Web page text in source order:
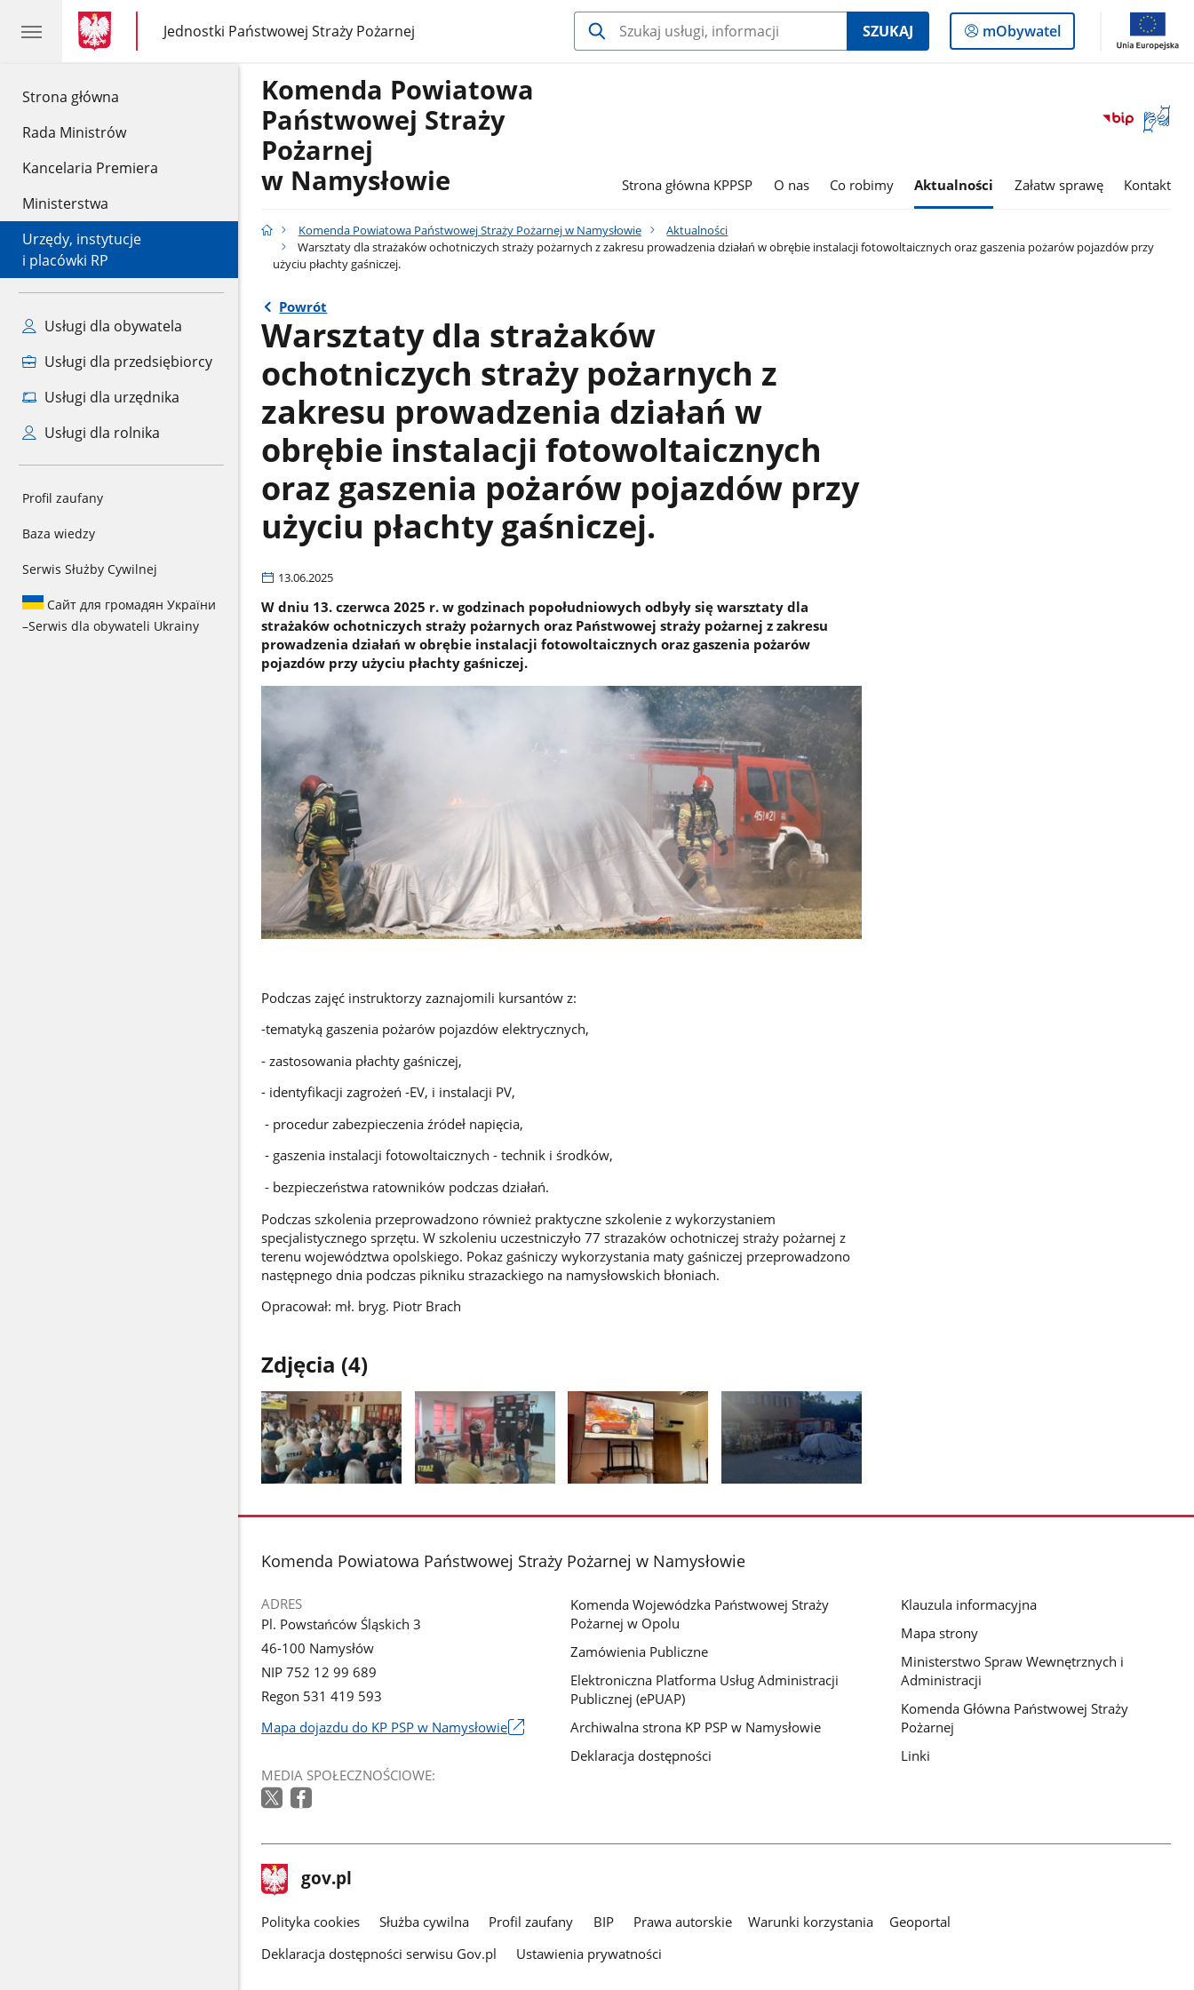
Strona główna
Rada Ministrów
Kancelaria Premiera
Ministerstwa
Urzędy, instytucje
i placówki RP
Usługi dla obywatela
Usługi dla przedsiębiorcy
Usługi dla urzędnika
Usługi dla rolnika
Profil zaufany
Baza wiedzy
Serwis Służby Cywilnej
Сайт для громадян України
–Serwis dla obywateli Ukrainy
gov.pl
gov.pl
Jednostki Państwowej Straży Pożarnej
gov.pl
Jednostki
Państwowej
SZUKAJ
Logowanie
do
mObywatel
Otwórz
okno
języka
Komenda Powiatowa
Państwowej Straży
Pożarnej
w Namysłowie
Strona główna KPPSP O nas Co robimy Aktualności Załatw sprawę Kontakt
Komenda Powiatowa Państwowej Straży Pożarnej w Namysłowie
Aktualności
Warsztaty dla strażaków ochotniczych straży pożarnych z zakresu prowadzenia działań w obrębie instalacji fotowoltaicznych oraz gaszenia pożarów pojazdów przy
użyciu płachty gaśniczej.
Powrót
Warsztaty dla strażaków
ochotniczych straży pożarnych z
zakresu prowadzenia działań w
obrębie instalacji fotowoltaicznych
oraz gaszenia pożarów pojazdów przy
użyciu płachty gaśniczej.
13.06.2025
W dniu 13. czerwca 2025 r. w godzinach popołudniowych odbyły się warsztaty dla
strażaków ochotniczych straży pożarnych oraz Państwowej straży pożarnej z zakresu
prowadzenia działań w obrębie instalacji fotowoltaicznych oraz gaszenia pożarów
pojazdów przy użyciu płachty gaśniczej.
Podczas zajęć instruktorzy zaznajomili kursantów z:
-tematyką gaszenia pożarów pojazdów elektrycznych,
- zastosowania płachty gaśniczej,
- identyfikacji zagrożeń -EV, i instalacji PV,
- procedur zabezpieczenia źródeł napięcia,
- gaszenia instalacji fotowoltaicznych - technik i środków,
- bezpieczeństwa ratowników podczas działań.
Podczas szkolenia przeprowadzono również praktyczne szkolenie z wykorzystaniem
specjalistycznego sprzętu. W szkoleniu uczestniczyło 77 strazaków ochotniczej straży pożarnej z
terenu województwa opolskiego. Pokaz gaśniczy wykorzystania maty gaśniczej przeprowadzono
następnego dnia podczas pikniku strazackiego na namysłowskich błoniach.
Opracował: mł. bryg. Piotr Brach
Zdjęcia (4)
galerii.
galerii.
galerii.
galerii.
stopka
Komenda Powiatowa Państwowej Straży Pożarnej w Namysłowie
ADRES
Pl. Powstańców Śląskich 3
46-100 Namysłów
NIP 752 12 99 689
Regon 531 419 593
Mapa dojazdu do KP PSP w Namysłowie
się
w
MEDIA SPOŁECZNOŚCIOWE:
Komenda Wojewódzka Państwowej Straży
Pożarnej w Opolu
Zamówienia Publiczne
Elektroniczna Platforma Usług Administracji
Publicznej (ePUAP)
Archiwalna strona KP PSP w Namysłowie
Deklaracja dostępności
Klauzula informacyjna
Mapa strony
Ministerstwo Spraw Wewnętrznych i
Administracji
Komenda Główna Państwowej Straży
Pożarnej
Linki
stopka
gov.pl Strona
gov.pl
gov.pl
Polityka cookies Służba cywilna Profil zaufany BIP Prawa autorskie Warunki korzystania
Geoportal
Deklaracja dostępności serwisu Gov.pl
Ustawienia prywatności